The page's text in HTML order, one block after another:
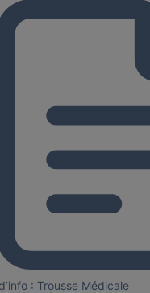
: Trousse Médicale